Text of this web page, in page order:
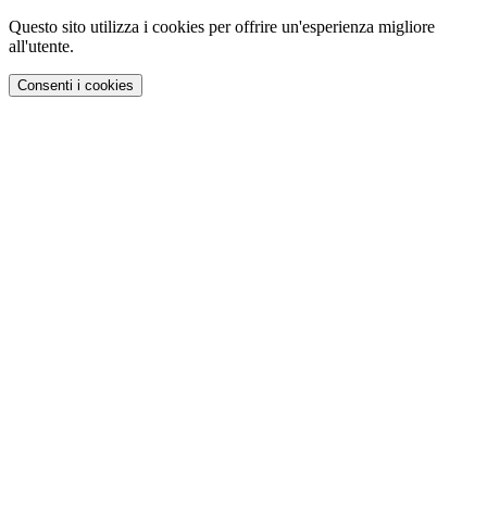
Questo sito utilizza i cookies per offrire un'esperienza migliore
all'utente.
Consenti i cookies